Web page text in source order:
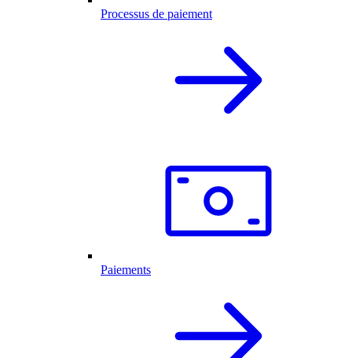
Processus de paiement
Paiements